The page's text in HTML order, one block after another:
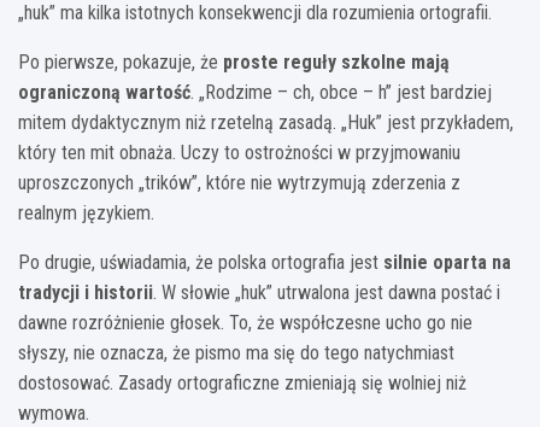
„huk” ma kilka istotnych konsekwencji dla rozumienia ortografii.
Po pierwsze, pokazuje, że proste reguły szkolne mają
ograniczoną wartość. „Rodzime – ch, obce – h” jest bardziej
mitem dydaktycznym niż rzetelną zasadą. „Huk” jest przykładem,
który ten mit obnaża. Uczy to ostrożności w przyjmowaniu
uproszczonych „trików”, które nie wytrzymują zderzenia z
realnym językiem.
Po drugie, uświadamia, że polska ortografia jest silnie oparta na
tradycji i historii. W słowie „huk” utrwalona jest dawna postać i
dawne rozróżnienie głosek. To, że współczesne ucho go nie
słyszy, nie oznacza, że pismo ma się do tego natychmiast
dostosować. Zasady ortograficzne zmieniają się wolniej niż
wymowa.